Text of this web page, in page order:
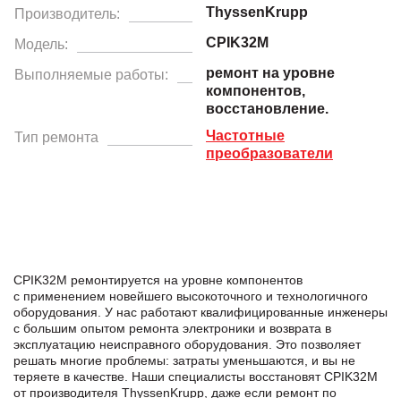
Производитель: ThyssenKrupp
Модель: CPIK32M
Выполняемые работы:
ремонт на уровне
компонентов,
восстановление.
Тип ремонта
Частотные
преобразователи
CPIK32M ремонтируется на уровне компонентов
с применением новейшего высокоточного и технологичного
оборудования. У нас работают квалифицированные инженеры
с большим опытом ремонта электроники и возврата в
эксплуатацию неисправного оборудования. Это позволяет
решать многие проблемы: затраты уменьшаются, и вы не
теряете в качестве. Наши специалисты восстановят CPIK32M
от производителя ThyssenKrupp, даже если ремонт по